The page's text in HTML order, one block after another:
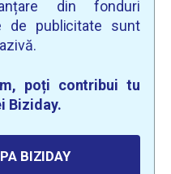
din fonduri
de publicitate sunt
poți contribui tu
Biziday.
BIZIDAY